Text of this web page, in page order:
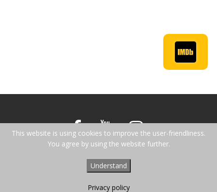
Proudly powered by WordPress |Theme: Infinite Photography by
Acme Themes
This website is using cookies to improve the user-friendliness.
You agree by using the website further.
Understand
Privacy policy